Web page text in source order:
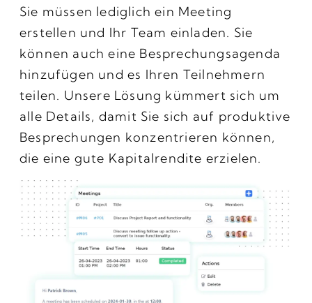
Sie müssen lediglich ein Meeting
erstellen und Ihr Team einladen. Sie
können auch eine Besprechungsagenda
hinzufügen und es Ihren Teilnehmern
teilen. Unsere Lösung kümmert sich um
alle Details, damit Sie sich auf produktive
Besprechungen konzentrieren können,
die eine gute Kapitalrendite erzielen.